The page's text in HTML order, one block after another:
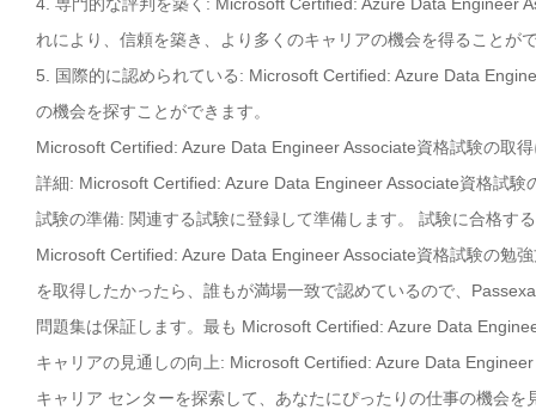
れにより、信頼を築き、より多くのキャリアの機会を得ることが
5. 国際的に認められている: Microsoft Certified: Azure Data
の機会を探すことができます。
Microsoft Certified: Azure Data Engineer Associate資格試験の取
詳細: Microsoft Certified: Azure Data Engineer Associate資格試
試験の準備: 関連する試験に登録して準備します。 試験に合格す
Microsoft Certified: Azure Data Engineer Associate資格試験の勉
を取得したかったら、誰もが満場一致で認めているので、
問題集は保証します。最も Microsoft Certified: Azure Data
キャリアの見通しの向上: Microsoft Certified: Azure Data
キャリア センターを探索して、あなたにぴったりの仕事の機会を